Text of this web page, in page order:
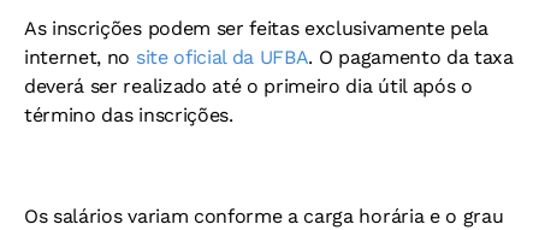
As inscrições podem ser feitas exclusivamente pela
internet, no site oficial da UFBA. O pagamento da taxa
deverá ser realizado até o primeiro dia útil após o
término das inscrições.
Os salários variam conforme a carga horária e o grau